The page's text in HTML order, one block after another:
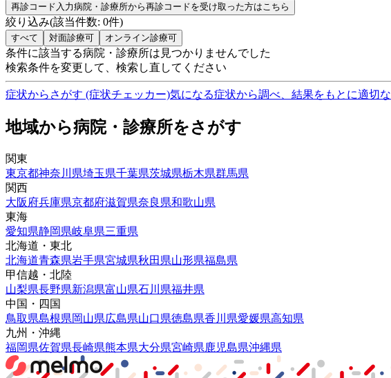
再診コード入力病院・診療所から再診コードを受け取った方はこちら
絞り込み(該当件数: 0件)
すべて 対面診療可 オンライン診療可
条件に該当する病院・診療所は見つかりませんでした
検索条件を変更して、検索し直してください
症状からさがす (症状チェッカー)気になる症状から調べ、結果をもとに適切
地域から病院・診療所をさがす
関東
東京都神奈川県埼玉県千葉県茨城県栃木県群馬県
関西
大阪府兵庫県京都府滋賀県奈良県和歌山県
東海
愛知県静岡県岐阜県三重県
北海道・東北
北海道青森県岩手県宮城県秋田県山形県福島県
甲信越・北陸
山梨県長野県新潟県富山県石川県福井県
中国・四国
鳥取県島根県岡山県広島県山口県徳島県香川県愛媛県高知県
九州・沖縄
福岡県佐賀県長崎県熊本県大分県宮崎県鹿児島県沖縄県